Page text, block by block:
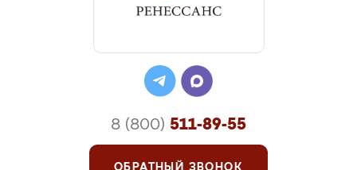
8 (800) 511-89-55
ОБРАТНЫЙ ЗВОНОК